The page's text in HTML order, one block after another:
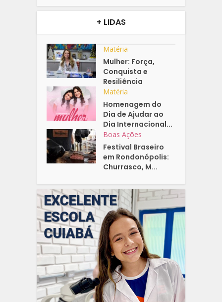
+ LIDAS
Matéria
Mulher: Força,
Conquista e
Resiliência
Matéria
Homenagem do
Dia de Ajudar ao
Dia Internacional...
Boas Ações
Festival Braseiro
em Rondonópolis:
Churrasco, M...